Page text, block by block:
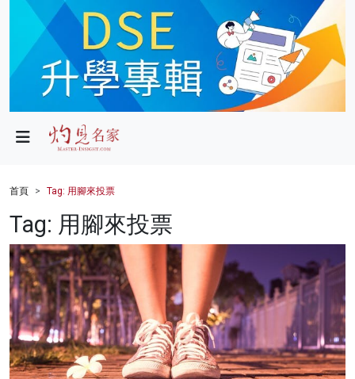
政局
財經
健康
商業
科技
影片
首頁 Tag: 用腳來投票
Tag: 用腳來投票